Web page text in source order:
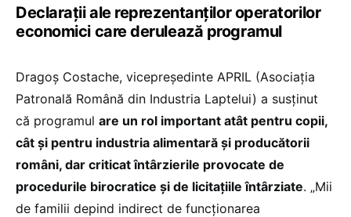
Declarații ale reprezentanților operatorilor
economici care derulează programul
Dragoș Costache, vicepreședinte APRIL (Asociația
Patronală Română din Industria Laptelui) a susținut
că programul are un rol important atât pentru copii,
cât și pentru industria alimentară și producătorii
români, dar criticat întârzierile provocate de
procedurile birocratice și de licitațiile întârziate. „Mii
de familii depind indirect de funcționarea